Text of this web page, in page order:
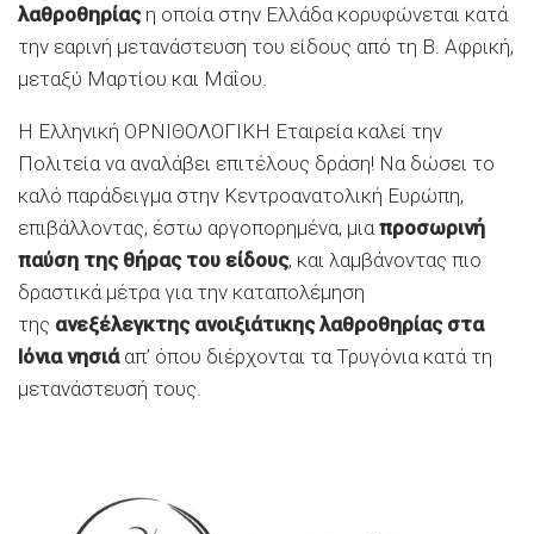
λαθροθηρίαςη οποία στην Ελλάδα κορυφώνεται κατά
την εαρινή μετανάστευση του είδους από τη Β. Αφρική,
μεταξύ Μαρτίου και Μαΐου.
Η Ελληνική ΟΡΝΙΘΟΛΟΓΙΚΗ Εταιρεία καλεί την
Πολιτεία να αναλάβει επιτέλους δράση! Να δώσει το
καλό παράδειγμα στην Κεντροανατολική Ευρώπη,
επιβάλλοντας, έστω αργοπορημένα, μια προσωρινή
παύση της θήρας του είδους, και λαμβάνοντας πιο
δραστικά μέτρα για την καταπολέμηση
της ανεξέλεγκτης ανοιξιάτικης λαθροθηρίας στα
Ιόνια νησιά απ’ όπου διέρχονται τα Τρυγόνια κατά τη
μετανάστευσή τους.